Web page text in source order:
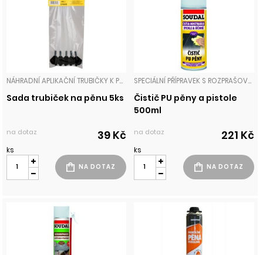
NÁHRADNÍ APLIKAČNÍ TRUBIČKY K POLYURETANOVÝM PĚNÁM. PĚNY
Sada trubiček na pěnu 5ks
na dotaz 39 Kč
ks
SPECIÁLNÍ PŘÍPRAVEK S ROZPRAŠOVAČEM PRO ČIŠTĚNÍ TRUBIČKOVÉHO APLIKÁTORU, VENTILU LÁHVE POLYURETANOVÉ PĚNY, NEBO ODSTRAŇOVÁNÍ NEVYTVRZENÉ PĚNY Z OKOLÍ PRACOVNÍ PLOCHY. PĚNY
Čistič PU pěny a pistole
500ml
na dotaz 221 Kč
ks